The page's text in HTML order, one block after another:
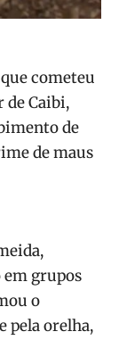
cometeu
Caibi,
de
de maus
grupos
o
pela orelha,